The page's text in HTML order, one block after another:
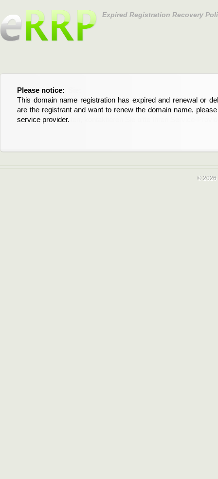
Expired Registration Recovery
Please notice:
This domain name registration has expired and renewal or
are the registrant and want to renew the domain name,
service provider.
Bitte beachten Sie:
Diese Domainregistrierung ist abgelaufen und die
Domain stehen an. Wenn Sie der Registrant sind und
verlängern möchten, kontaktieren Sie bitte Ihren Service-
© 2026